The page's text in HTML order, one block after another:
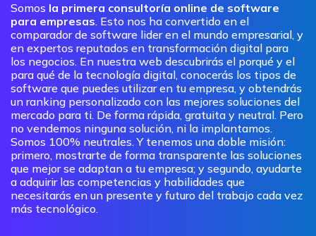
Somos la primera consultoría online de software
para empresas. Esto nos ha convertido en el
comparador de software lider en el mundo empresarial, y
en expertos reputados en transformación digital para
los negocios. En nuestra web descubrirás el porqué y el
para qué de la tecnología digital, conocerás los tipos de
software que puedes utilizar en tu empresa, y obtendrás
un ranking personalizado con las mejores soluciones del
mercado para ti. De forma rápida, gratuita y neutral. Pero
no vendemos ninguna solución, ni la implantamos.
Somos 100% neutrales. Y tenemos una doble misión:
primero, mostrarte de forma transparente las soluciones
que mejor se adaptan a tu empresa; y segundo, ayudarte
a adquirir las competencias y habilidades que
necesitarás en un presente y futuro del trabajo cada vez
más tecnológico.